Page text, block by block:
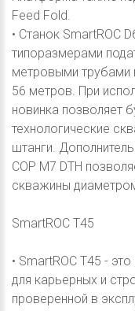
Feed Fold.
• Станок SmartROC
типоразмерами
метровыми трубами
56 метров. При
новинка позволяет
технологические
штанги.
COP M7 DTH
скважины
SmartROC T45
• SmartROC T45 -
для карьерных и
проверенной в